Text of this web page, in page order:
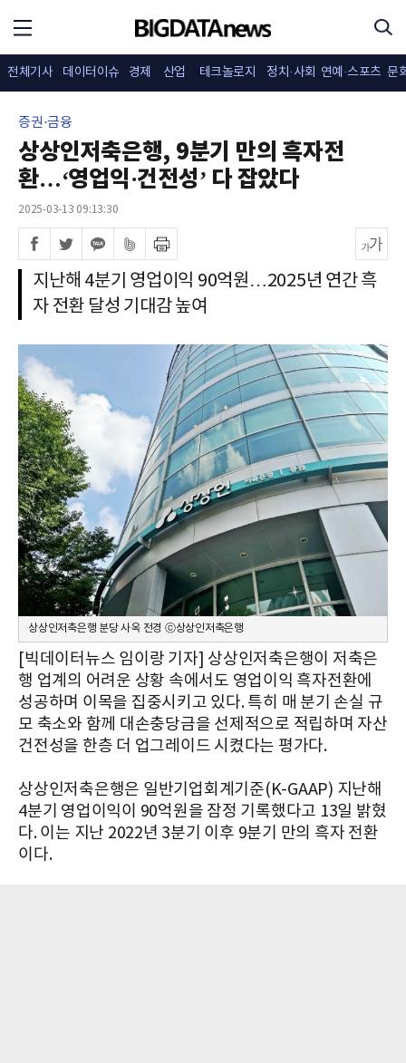
전체기사 데이터이슈 경제 산업 테크놀로지 정치·사회 연예·스포츠 문
증권·금융
상상인저축은행, 9분기 만의 흑자전
환…‘영업익·건전성’ 다 잡았다
2025-03-13 09:13:30
지난해 4분기 영업이익 90억원…2025년 연간 흑
자 전환 달성 기대감 높여
상상인저축은행 분당 사옥 전경 ⓒ상상인저축은행
[빅데이터뉴스 임이랑 기자] 상상인저축은행이 저축은
행 업계의 어려운 상황 속에서도 영업이익 흑자전환에
성공하며 이목을 집중시키고 있다. 특히 매 분기 손실 규
모 축소와 함께 대손충당금을 선제적으로 적립하며 자산
건전성을 한층 더 업그레이드 시켰다는 평가다.
상상인저축은행은 일반기업회계기준(K-GAAP) 지난해
4분기 영업이익이 90억원을 잠정 기록했다고 13일 밝혔
다. 이는 지난 2022년 3분기 이후 9분기 만의 흑자 전환
이다.